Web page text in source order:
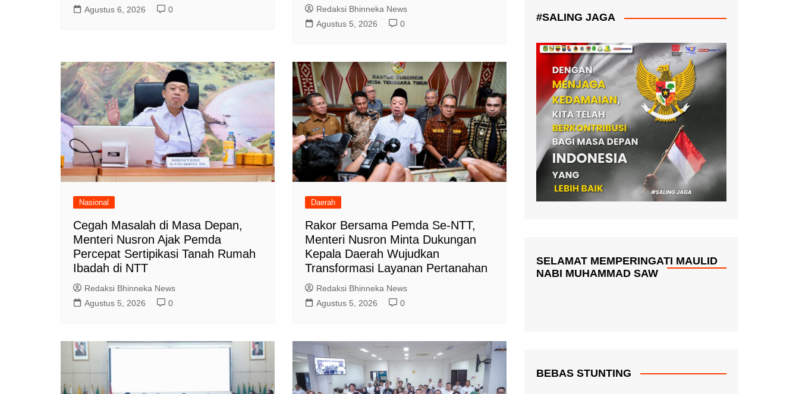
Agustus 6, 2026
0
Redaksi Bhinneka News
Agustus 5, 2026
0
Nasional
Cegah Masalah di Masa Depan,
Menteri Nusron Ajak Pemda
Percepat Sertipikasi Tanah Rumah
Ibadah di NTT
Redaksi Bhinneka News
Agustus 5, 2026
0
Daerah
Rakor Bersama Pemda Se-NTT,
Menteri Nusron Minta Dukungan
Kepala Daerah Wujudkan
Transformasi Layanan Pertanahan
Redaksi Bhinneka News
Agustus 5, 2026
0
#SALING JAGA
SELAMAT MEMPERINGATI MAULID
NABI MUHAMMAD SAW
BEBAS STUNTING